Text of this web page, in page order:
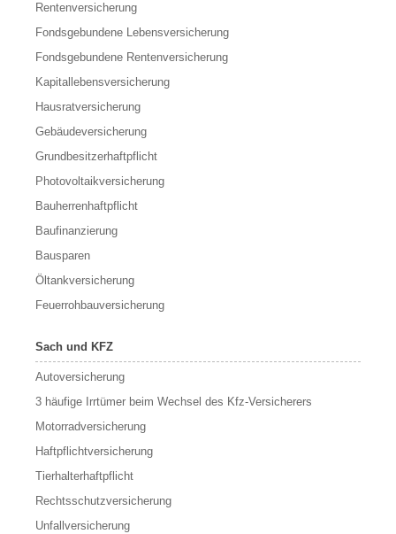
Rentenversicherung
Fondsgebundene Lebensversicherung
Fondsgebundene Rentenversicherung
Kapitallebensversicherung
Hausratversicherung
Gebäudeversicherung
Grundbesitzerhaftpflicht
Photovoltaikversicherung
Bauherrenhaftpflicht
Baufinanzierung
Bausparen
Öltankversicherung
Feuerrohbauversicherung
Sach und KFZ
Autoversicherung
3 häufige Irrtümer beim Wechsel des Kfz-Versicherers
Motorradversicherung
Haftpflichtversicherung
Tierhalterhaftpflicht
Rechtsschutzversicherung
Unfallversicherung